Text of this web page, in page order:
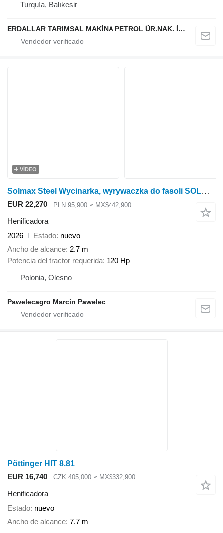
Turquía, Balıkesir
ERDALLAR TARIMSAL MAKİNA PETROL ÜR.NAK. İNŞ. HAYV. SAN. VE TİC. LTD ŞTİ
VÍDEO
Solmax Steel Wycinarka, wyrywaczka do fasoli SOLMAX Krysti II
EUR 22,270 PLN 95,900 ≈ MX$442,900
Henificadora
2026
Estado nuevo
Ancho de alcance 2.7 m
Potencia del tractor requerida 120 Hp
Polonia, Olesno
Pawelecagro Marcin Pawelec
Pöttinger HIT 8.81
EUR 16,740
CZK 405,000 ≈ MX$332,900
Henificadora
Estado nuevo
Ancho de alcance 7.7 m